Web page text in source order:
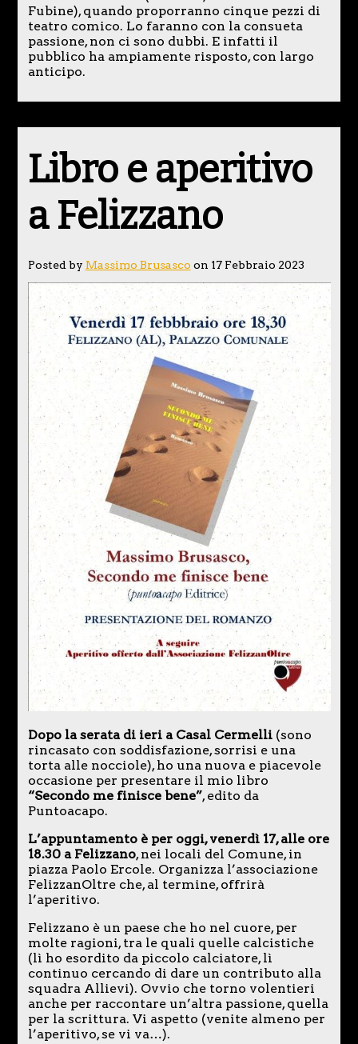
Fubine), quando proporranno cinque pezzi di
teatro comico. Lo faranno con la consueta
passione, non ci sono dubbi. E infatti il
pubblico ha ampiamente risposto, con largo
anticipo.
Libro e aperitivo
a Felizzano
Posted by Massimo Brusasco on 17 Febbraio 2023
Dopo la serata di ieri a Casal Cermelli (sono
rincasato con soddisfazione, sorrisi e una
torta alle nocciole), ho una nuova e piacevole
occasione per presentare il mio libro
“Secondo me finisce bene”, edito da
Puntoacapo.
L’appuntamento è per oggi, venerdì 17, alle ore
18.30 a Felizzano, nei locali del Comune, in
piazza Paolo Ercole. Organizza l’associazione
FelizzanOltre che, al termine, offrirà
l’aperitivo.
Felizzano è un paese che ho nel cuore, per
molte ragioni, tra le quali quelle calcistiche
(lì ho esordito da piccolo calciatore, lì
continuo cercando di dare un contributo alla
squadra Allievi). Ovvio che torno volentieri
anche per raccontare un’altra passione, quella
per la scrittura. Vi aspetto (venite almeno per
l’aperitivo, se vi va…).